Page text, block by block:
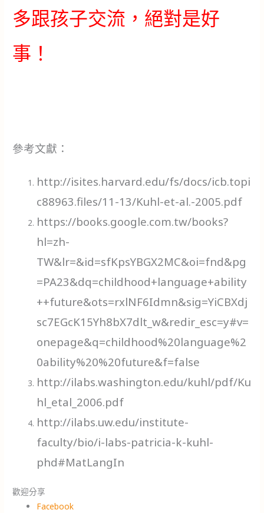
多跟孩子交流，絕對是好
事！
參考文獻：
http://isites.harvard.edu/fs/docs/icb.topi
c88963.files/11-13/Kuhl-et-al.-2005.pdf
https://books.google.com.tw/books?
hl=zh-
TW&lr=&id=sfKpsYBGX2MC&oi=fnd&pg
=PA23&dq=childhood+language+ability
++future&ots=rxlNF6Idmn&sig=YiCBXdj
sc7EGcK15Yh8bX7dlt_w&redir_esc=y#v=
onepage&q=childhood%20language%2
0ability%20%20future&f=false
http://ilabs.washington.edu/kuhl/pdf/Ku
hl_etal_2006.pdf
http://ilabs.uw.edu/institute-
faculty/bio/i-labs-patricia-k-kuhl-
phd#MatLangIn
歡迎分享
Facebook